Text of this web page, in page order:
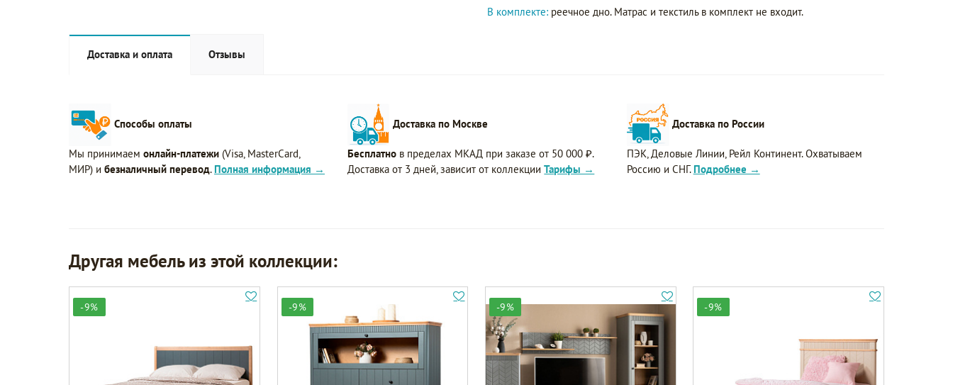
В комплекте: реечное дно. Матрас и текстиль в комплект не входит.
Доставка и оплата Отзывы
Способы оплаты
Мы принимаем онлайн-платежи (Visa, MasterCard,
МИР) и безналичный перевод. Полная информация →
Доставка по Москве
Бесплатно в пределах МКАД при заказе от 50 000 ₽.
Доставка от 3 дней, зависит от коллекцииТарифы →
Доставка по России
ПЭК, Деловые Линии, Рейл Континент. Охватываем
Россию и СНГ. Подробнее →
Другая мебель из этой коллекции:
-9% -9% -9% -9%